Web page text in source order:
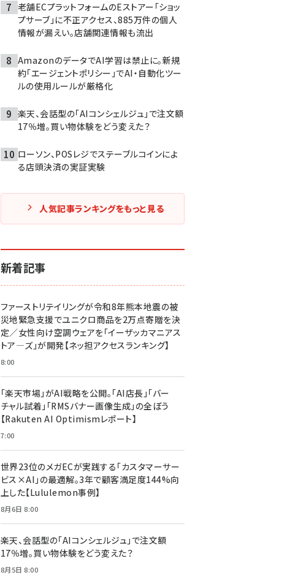
老舗ECプラットフォームのEストアー「ショッ
プサーブ」に不正アクセス、885万件の個人
情報が漏えい。店舗関連情報も流出
AmazonのデータでAI学習は禁止に。新規
約「エージェントポリシー」でAI・自動化ツー
ルの使用ルールが厳格化
楽天、会話型の「AIコンシェルジュ」で注文額
17％増。買い物体験をどう変えた？
ローソン、POSレジでステーブルコインによ
る店頭決済の実証実験
人気記事ランキングをもっと見る
新着記事
ファーストリテイリングが令和8年熊本地震の被
災地緊急支援でユニクロ商品を2万点寄贈を決
定／女性向け空調ウェアを「イーザッカマニアス
トア―ズ」が開発【ネッ担アクセスランキング】
8:00
「楽天市場」がAI戦略を公開。「AI店長」「バー
チャル試着」「RMSバナー画像生成」の全ぼう
【Rakuten AI Optimismレポート】
7:00
世界23位のメガECが実践する「カスタマーサー
ビス×AI」の最適解。3年で顧客満足度144%向
上した【Lululemon事例】
8月6日 8:00
楽天、会話型の「AIコンシェルジュ」で注文額
17％増。買い物体験をどう変えた？
8月5日 8:00